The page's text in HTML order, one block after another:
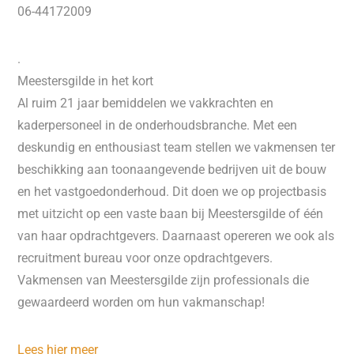
06-44172009
.
Meestersgilde in het kort
Al ruim 21 jaar bemiddelen we vakkrachten en
kaderpersoneel in de onderhoudsbranche. Met een
deskundig en enthousiast team stellen we vakmensen ter
beschikking aan toonaangevende bedrijven uit de bouw
en het vastgoedonderhoud. Dit doen we op projectbasis
met uitzicht op een vaste baan bij Meestersgilde of één
van haar opdrachtgevers. Daarnaast opereren we ook als
recruitment bureau voor onze opdrachtgevers.
Vakmensen van Meestersgilde zijn professionals die
gewaardeerd worden om hun vakmanschap!
Lees hier meer